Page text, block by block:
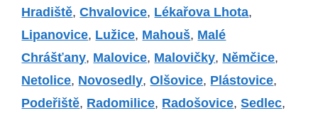
Hradiště,Chvalovice, Lékařova Lhota,
Lipanovice, Lužice, Mahouš, Malé
Chrášťany, Malovice, Malovičky, Němčice,
Netolice, Novosedly,Olšovice, Plástovice,
Podeřiště, Radomilice, Radošovice,Sedlec,